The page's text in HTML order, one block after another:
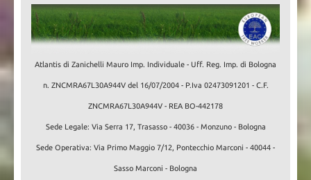
Atlantis di Zanichelli Mauro Imp. Individuale - Uff. Reg. Imp. di Bologna
n. ZNCMRA67L30A944V del 16/07/2004 - P.Iva 02473091201 - C.F.
ZNCMRA67L30A944V - REA BO-442178
Sede Legale: Via Serra 17, Trasasso - 40036 - Monzuno - Bologna
Sede Operativa: Via Primo Maggio 7/12, Pontecchio Marconi - 40044 -
Sasso Marconi - Bologna